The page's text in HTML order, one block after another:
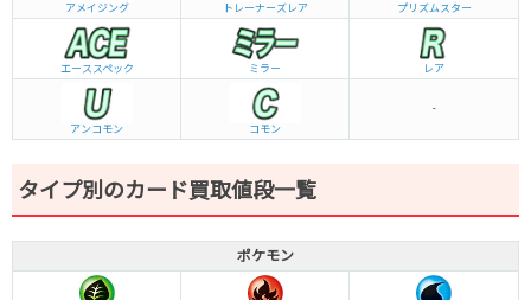
アメイジング トレーナーズレア プリズムスター
エーススペック ミラー レア
アンコモン コモン
-
タイプ別のカード買取値段一覧
ポケモン